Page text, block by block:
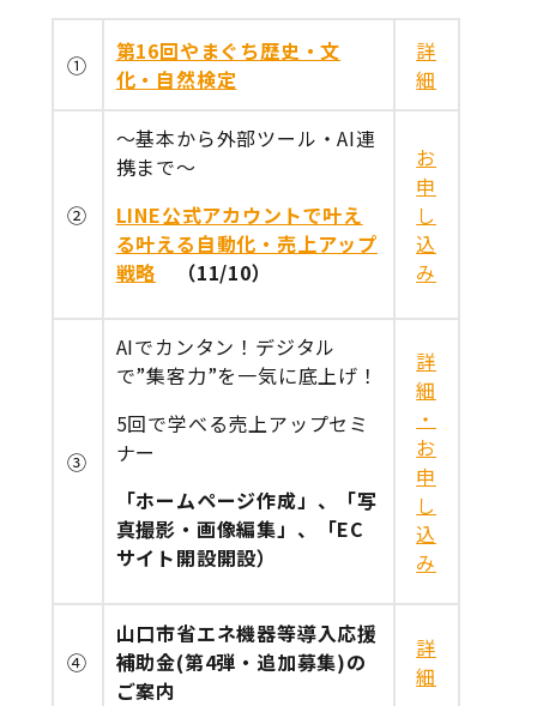
①
第16回やまぐち歴史・文
化・自然検定
詳
細
②
～基本から外部ツール・AI連
携まで～
LINE公式アカウントで叶え
る叶える自動化・売上アップ
戦略 （11/10）
お
申
し
込
み
③
AIでカンタン！デジタル
で”集客力”を一気に底上げ！
5回で学べる売上アップセミ
ナー
「ホームページ作成」、「写
真撮影・画像編集」、「EC
サイト開設開設）
詳
細
・
お
申
し
込
み
④
山口市省エネ機器等導入応援
補助金(第4弾・追加募集)の
ご案内
詳
細